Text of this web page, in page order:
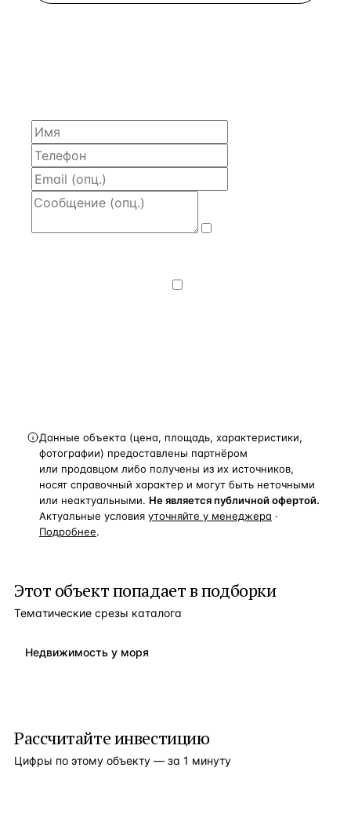
Данные объекта (цена, площадь, характеристики,
фотографии) предоставлены партнёром
или продавцом либо получены из их источников,
носят справочный характер и могут быть неточными
или неактуальными. Не является публичной офертой.
Актуальные условия уточняйте у менеджера ·
Подробнее.
Этот объект попадает в подборки
Тематические срезы каталога
Недвижимость у моря
Рассчитайте инвестицию
Цифры по этому объекту — за 1 минуту